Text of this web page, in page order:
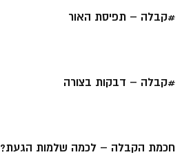
#קבלה – תפיסת האור
#קבלה – דבקות בצורה
חכמת הקבלה – לכמה שלמות הגעת?